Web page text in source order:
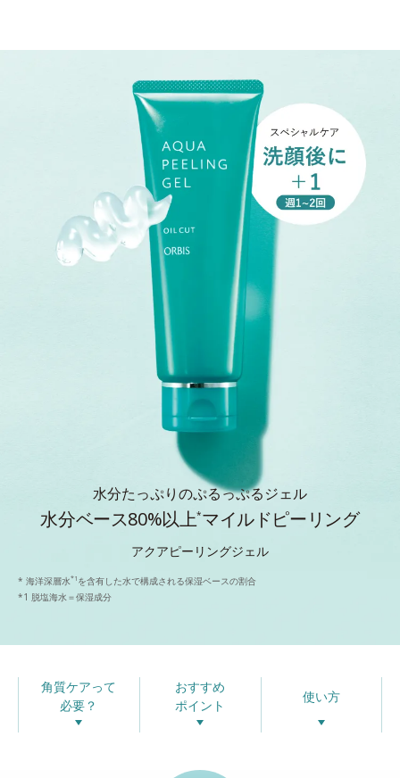
水分たっぷりのぷるっぷるジェル
水分ベース80%以上*マイルドピーリング
アクアピーリングジェル
* 海洋深層水*1 を含有した水で構成される保湿ベースの割合
*1 脱塩海水＝保湿成分
角質ケアって
必要？
おすすめ
ポイント
使い方